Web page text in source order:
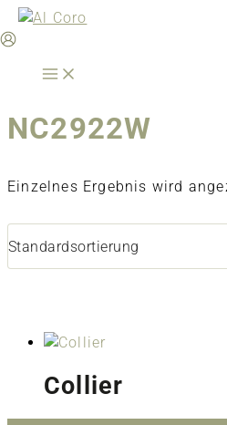
Zum
Inhalt
NC2922W
Einzelnes Ergebnis wird
Collier